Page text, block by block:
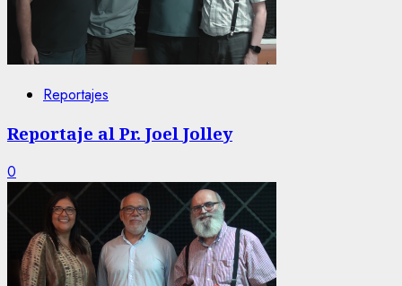
Reportajes
Reportaje al Pr. Joel Jolley
0